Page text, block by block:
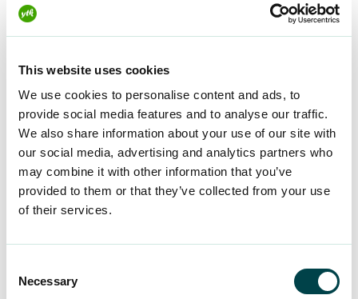
This website uses cookies
We use cookies to personalise content and ads, to
provide social media features and to analyse our traffic.
We also share information about your use of our site with
our social media, advertising and analytics partners who
may combine it with other information that you’ve
provided to them or that they’ve collected from your use
of their services.
Selection
Necessary
Jag har inte fått mina
lönespecifikationer. Vad ska
jag göra?
Min arbetsgivare har
upptäckt att de har betalat
ut för mycket till mig. Måste
om det inte var mitt fel?